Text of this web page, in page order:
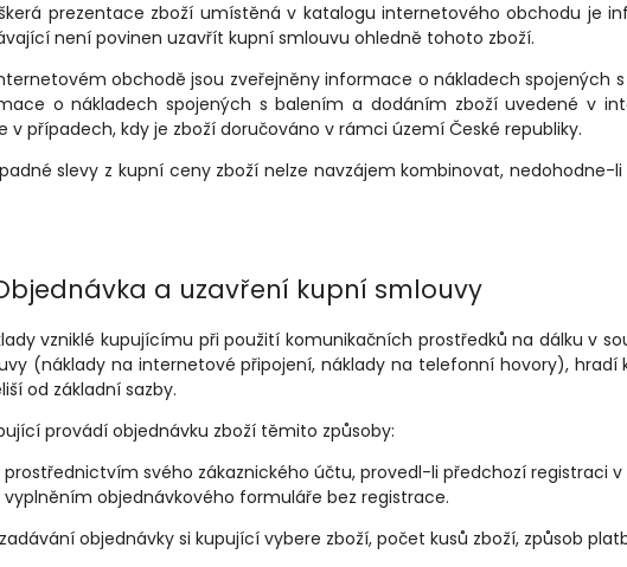
prezentace zboží umístěná v katalogu internetového obchodu je
není povinen uzavřít kupní smlouvu ohledně tohoto zboží.
obchodě jsou zveřejněny informace o nákladech spojených
o nákladech spojených s balením a dodáním zboží uvedené v
v případech, kdy je zboží doručováno v rámci území České republiky.
slevy z kupní ceny zboží nelze navzájem kombinovat, nedohodne-
a uzavření kupní smlouvy
vzniklé kupujícímu při použití komunikačních prostředků na dálku v
(náklady na internetové připojení, náklady na telefonní hovory), hradí
od základní sazby.
provádí objednávku zboží těmito způsoby:
prostřednictvím svého zákaznického účtu, provedl-li předchozí registraci
vyplněním objednávkového formuláře bez registrace.
zadávání objednávky si kupující vybere zboží, počet kusů zboží, způsob